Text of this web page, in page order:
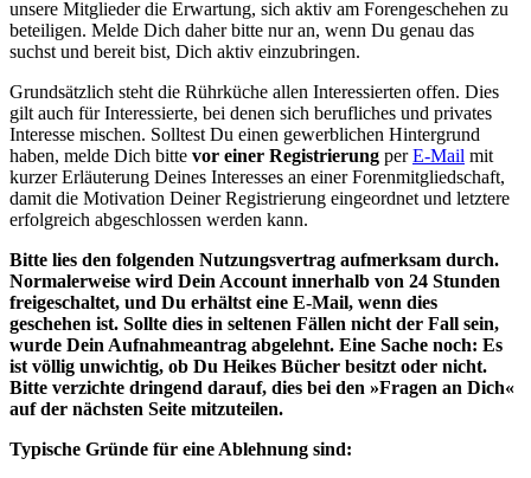
unsere Mitglieder die Erwartung, sich aktiv am Forengeschehen zu
beteiligen. Melde Dich daher bitte nur an, wenn Du genau das
suchst und bereit bist, Dich aktiv einzubringen.
Grundsätzlich steht die Rührküche allen Interessierten offen. Dies
gilt auch für Interessierte, bei denen sich berufliches und privates
Interesse mischen. Solltest Du einen gewerblichen Hintergrund
haben, melde Dich bitte vor einer Registrierung perE-Mail mit
kurzer Erläuterung Deines Interesses an einer Forenmitgliedschaft,
damit die Motivation Deiner Registrierung eingeordnet und letztere
erfolgreich abgeschlossen werden kann.
Bitte lies den folgenden Nutzungsvertrag aufmerksam durch.
Normalerweise wird Dein Account innerhalb von 24 Stunden
freigeschaltet, und Du erhältst eine E-Mail, wenn dies
geschehen ist. Sollte dies in seltenen Fällen nicht der Fall sein,
wurde Dein Aufnahmeantrag abgelehnt. Eine Sache noch: Es
ist völlig unwichtig, ob Du Heikes Bücher besitzt oder nicht.
Bitte verzichte dringend darauf, dies bei den »Fragen an Dich«
auf der nächsten Seite mitzuteilen.
Typische Gründe für eine Ablehnung sind: